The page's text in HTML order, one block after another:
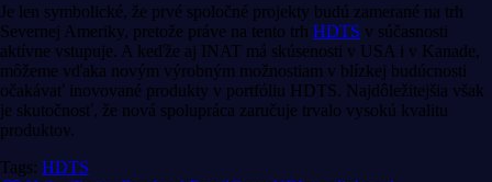
Je len symbolické, že prvé spoločné projekty budú zamerané na trh
Severnej Ameriky, pretože práve na tento trh HDTS v súčasnosti
aktívne vstupuje. A keďže aj INAT má skúsenosti v USA i v Kanade,
môžeme vďaka novým výrobným možnostiam v blízkej budúcnosti
očakávať inovované produkty v portfóliu HDTS. Najdôležitejšia však
je skutočnosť, že nová spolupráca zaručuje trvalo vysokú kvalitu
produktov.
Tags: HDTS